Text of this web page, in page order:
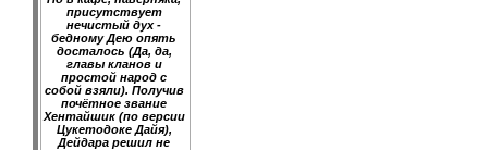
присутствует
нечистый дух -
бедному Дею опять
досталось (Да, да,
главы кланов и
простой народ с
собой взяли). Получив
почётное звание
Хентайшик (по версии
Цукетодоке Дайя),
Дейдара решил не